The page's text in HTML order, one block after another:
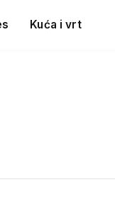
Kuća i vrt